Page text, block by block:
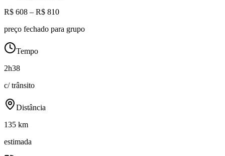
R$ 608 – R$ 810
preço fechado para grupo
Tempo
2h38
c/ trânsito
Distância
135 km
estimada